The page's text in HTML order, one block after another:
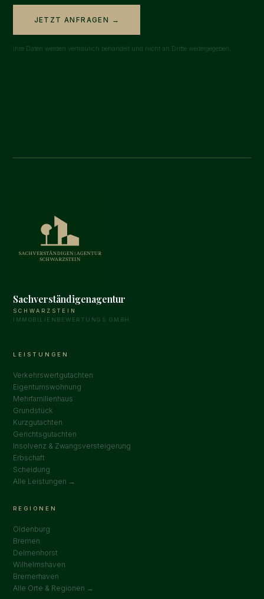
JETZT ANFRAGEN →
Ihre Daten werden vertraulich behandelt und nicht an Dritte weitergegeben.
Sachverständigenagentur
SCHWARZSTEIN
IMMOBILIENBEWERTUNGS GMBH
LEISTUNGEN
Verkehrswertgutachten
Eigentumswohnung
Mehrfamilienhaus
Grundstück
Kurzgutachten
Gerichtsgutachten
Insolvenz & Zwangsversteigerung
Erbschaft
Scheidung
Alle Leistungen →
REGIONEN
Oldenburg
Bremen
Delmenhorst
Wilhelmshaven
Bremerhaven
Alle Orte & Regionen →